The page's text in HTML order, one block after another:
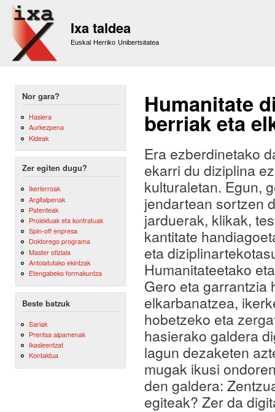
Ixa taldea
Euskal Herriko Unibertsitatea
Nor gara?
Hasiera
Aurkezpena
Kideak
Zer egiten dugu?
Ikerlerroak
Argitalpenak
Patenteak
Proiektuak eta kontratuak
Spin-off enpresa
Doktorego programa
Master ofiziala
Antolatutako ekintzak
Etengabeko formakuntza
Beste batzuk
Sariak
Prentsa aipamenak
Ikasleentzat
Kontaktua
Humanitate
berriak eta
Era ezberdinetako
ekarri du diziplina
kulturaletan. Egun,
jendartean sortzen
jarduerak, klikak,
kantitate
eta
Humanitateetako
Gero eta garrantzia
elkarbanatzea,
hobetzeko eta
hasierako galdera
lagun dezaketen
mugak ikusi
den galdera:
egiteak? Zer da